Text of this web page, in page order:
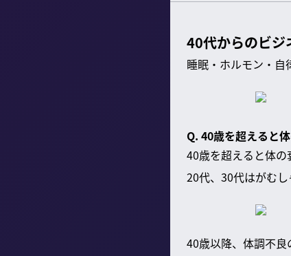
40代からのビジ
睡眠・ホルモン・
Q. 40歳を超えると
40歳を超えると体の
20代、30代はがむ
40歳以降、体調不良